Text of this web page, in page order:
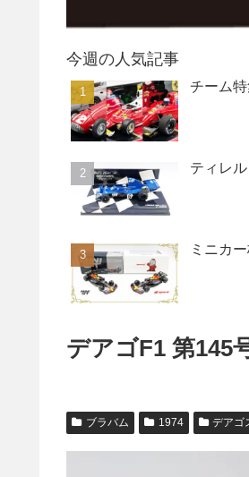
今週の人気記事
チーム
ティレ
ミニカ
デアゴF1 第145
ブラバム 1974 デアゴ